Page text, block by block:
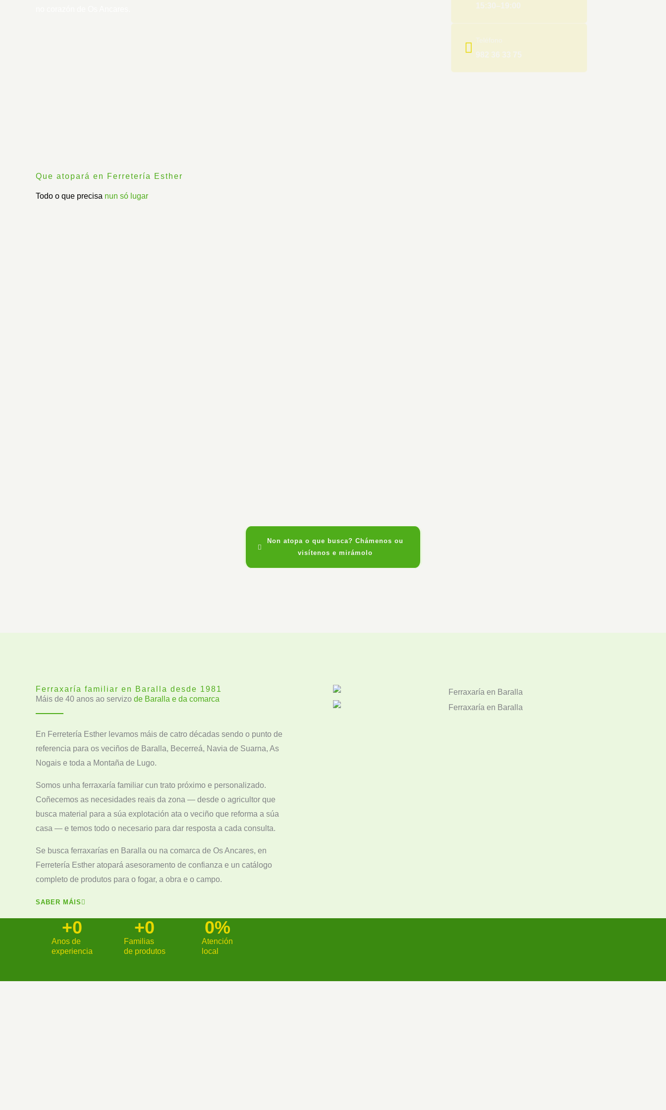
15:30–19:00
Teléfono
982 36 33 75
Que atopará en Ferretería Esther
Todo o que precisa nun só lugar
Non atopa o que busca? Chámenos ou
visítenos e mirámolo
Ferraxaría familiar en Baralla desde 1981
Máis de 40 anos ao servizo de Baralla e da comarca
En Ferretería Esther levamos máis de catro décadas sendo o punto de
referencia para os veciños de Baralla, Becerreá, Navia de Suarna, As
Nogais e toda a Montaña de Lugo.
Somos unha ferraxaría familiar cun trato próximo e personalizado.
Coñecemos as necesidades reais da zona — desde o agricultor que
busca material para a súa explotación ata o veciño que reforma a súa
casa — e temos todo o necesario para dar resposta a cada consulta.
Se busca ferraxarías en Baralla ou na comarca de Os Ancares, en
Ferretería Esther atopará asesoramento de confianza e un catálogo
completo de produtos para o fogar, a obra e o campo.
SABER MÁIS
Anos de
experiencia
+0
Familias
de produtos
+0
Atención
local
0%